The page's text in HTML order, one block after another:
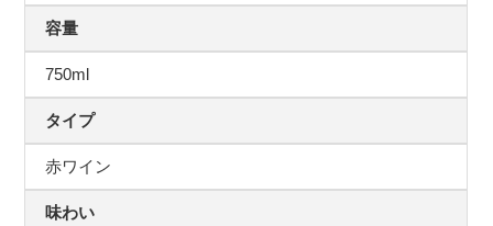
容量
750ml
タイプ
赤ワイン
味わい